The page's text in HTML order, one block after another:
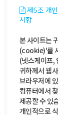
제5조 개인
사항
본 사이트는
(cookie)'를
(넷스케이프,
귀하께서 웹
브라우저에
컴퓨터에서
제공할 수 있
개인적으로